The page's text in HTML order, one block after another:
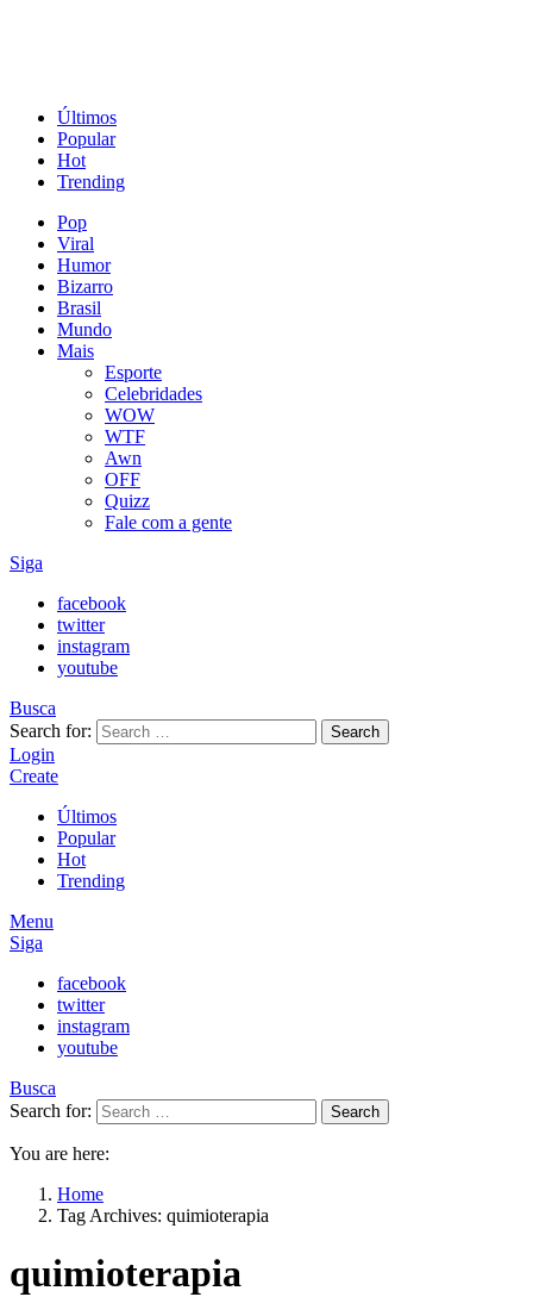
Últimos
Popular
Hot
Trending
Pop
Viral
Humor
Bizarro
Brasil
Mundo
Mais
Esporte
Celebridades
WOW
WTF
Awn
OFF
Quizz
Fale com a gente
Siga
facebook
twitter
instagram
youtube
Busca
Search for:
Search
Login
Create
Últimos
Popular
Hot
Trending
Menu
Siga
facebook
twitter
instagram
youtube
Busca
Search for:
Search
You are here:
Home
Tag Archives: quimioterapia
quimioterapia